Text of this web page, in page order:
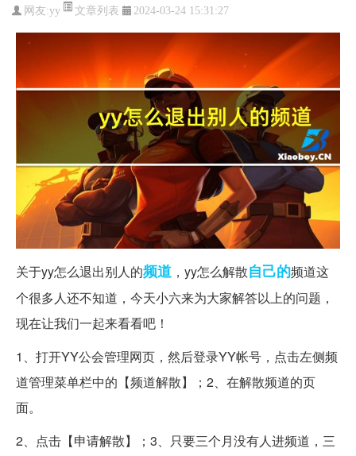
网友:yy 文章列表 2024-03-24 15:31:27
关于yy怎么退出别人的频道 ，yy怎么解散自己的频道这
个很多人还不知道，今天小六来为大家解答以上的问题，
现在让我们一起来看看吧！
1、打开YY公会管理网页，然后登录YY帐号，点击左侧频
道管理菜单栏中的【频道解散】；2、在解散频道的页
面。
2、点击【申请解散】；3、只要三个月没有人进频道，三